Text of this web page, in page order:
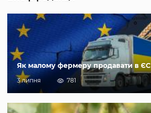
Як малому фермеру продавати в ЄС
3 липня 781